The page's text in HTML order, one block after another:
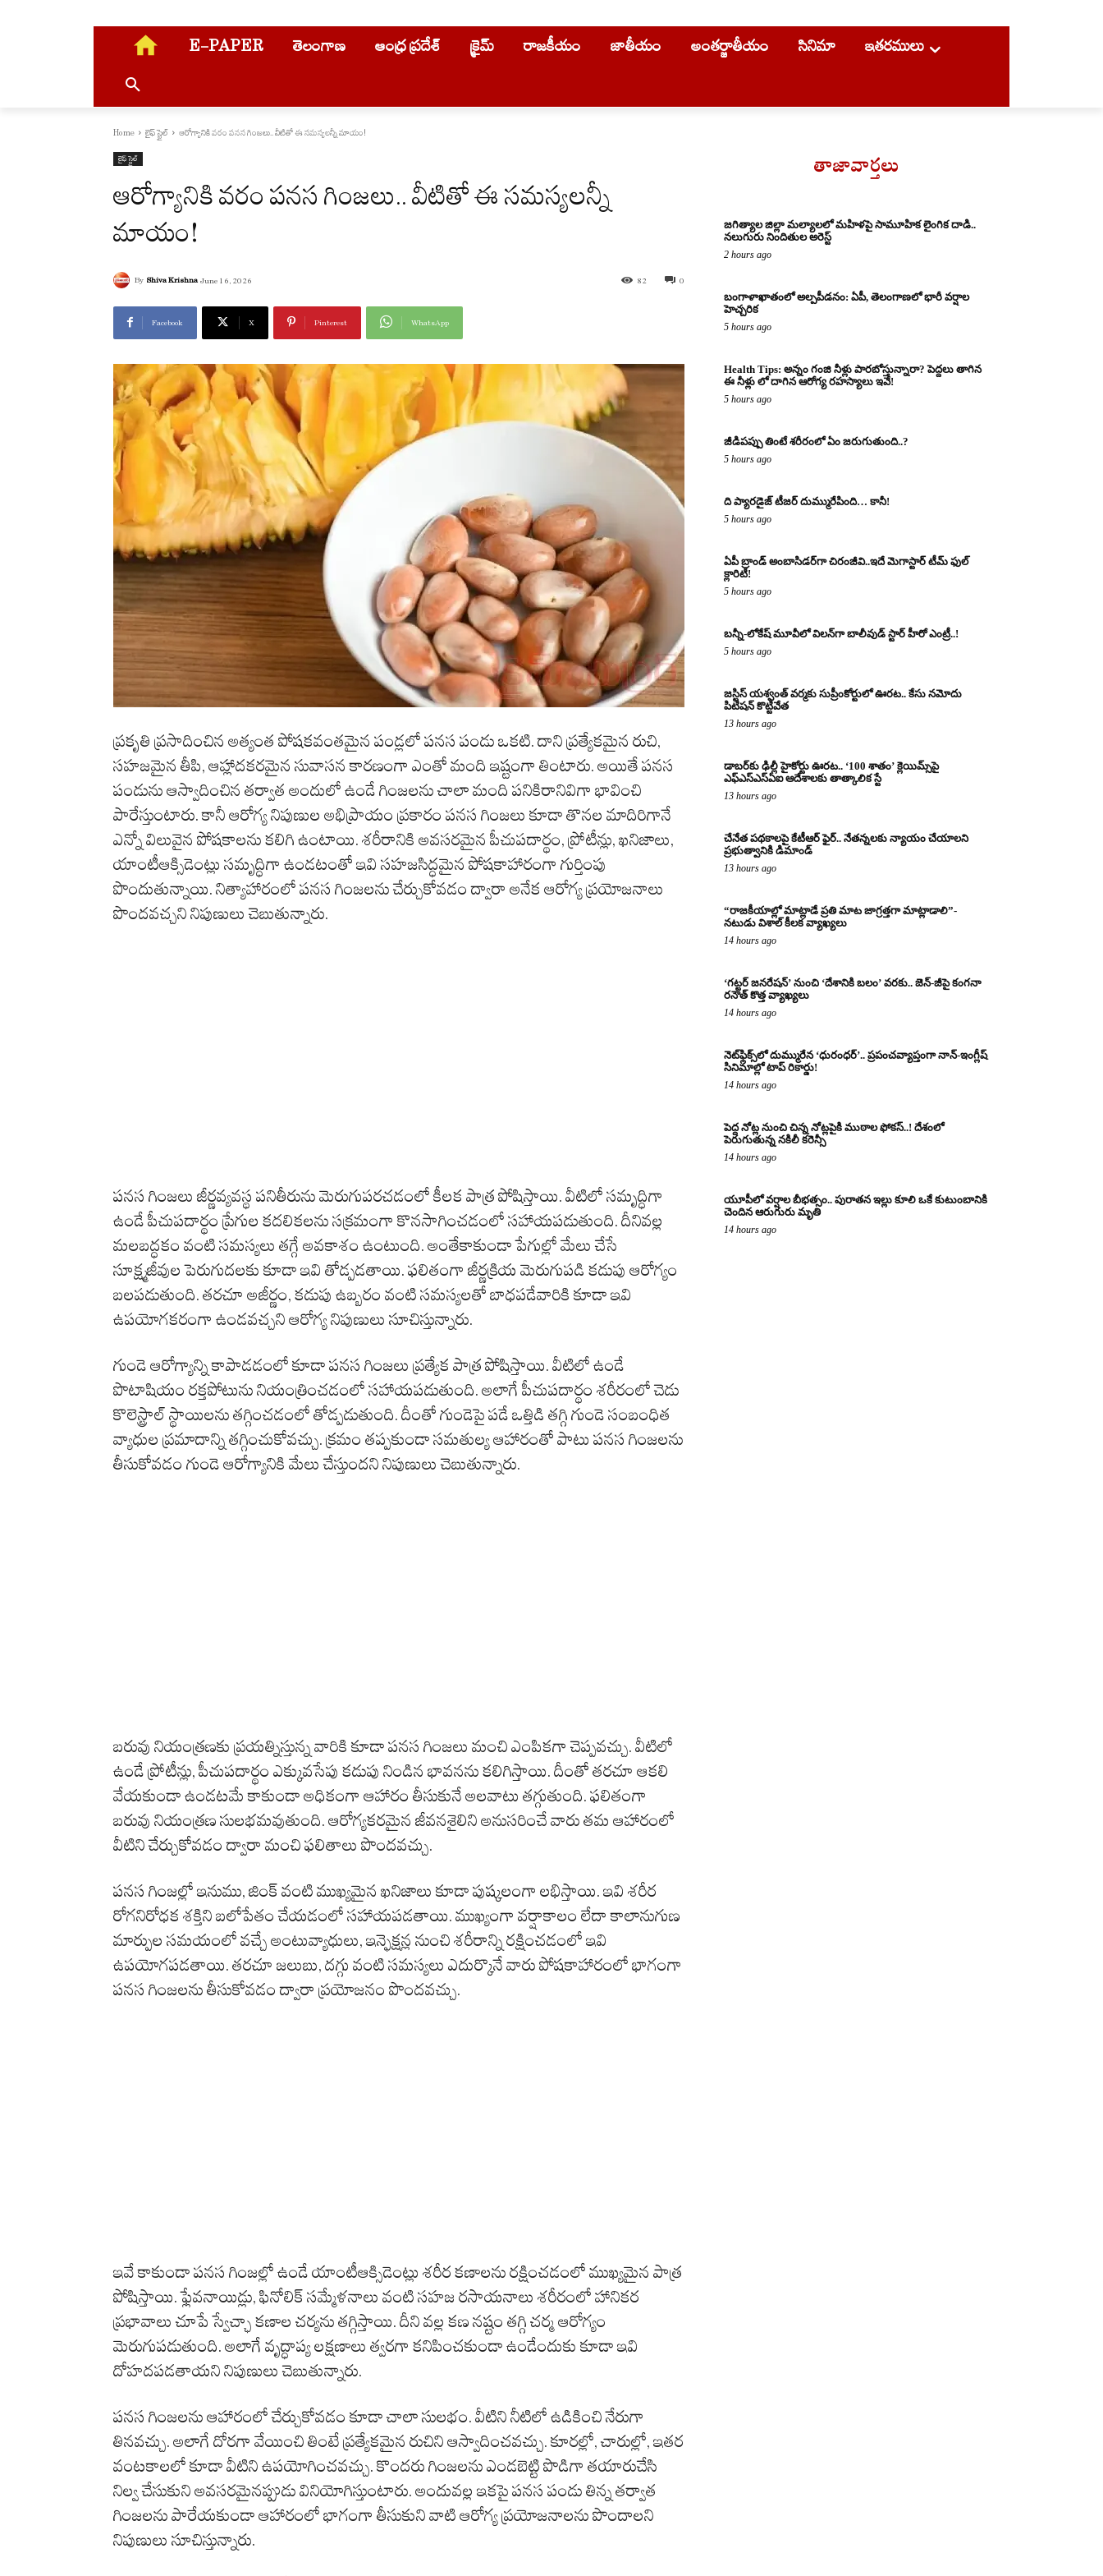
E-PAPER తెలంగాణ ఆంధ్ర ప్రదేశ్ క్రైమ్ రాజకీయం జాతీయం అంతర్జాతీయం సినిమా ఇతరములు
Home లైఫ్ స్టైల్ ఆరోగ్యానికి వరం పనస గింజలు.. వీటితో ఈ సమస్యలన్నీ మాయం!
లైఫ్ స్టైల్
ఆరోగ్యానికి వరం పనస గింజలు.. వీటితో ఈ సమస్యలన్నీ
మాయం!
By Shiva Krishna June 16, 2026 0
82
Facebook X Pinterest WhatsApp
ప్రకృతి ప్రసాదించిన అత్యంత పోషకవంతమైన పండ్లలో పనస పండు ఒకటి. దాని ప్రత్యేకమైన రుచి,
సహజమైన తీపి, ఆహ్లాదకరమైన సువాసన కారణంగా ఎంతో మంది ఇష్టంగా తింటారు. అయితే పనస
పండును ఆస్వాదించిన తర్వాత అందులో ఉండే గింజలను చాలా మంది పనికిరానివిగా భావించి
పారేస్తుంటారు. కానీ ఆరోగ్య నిపుణుల అభిప్రాయం ప్రకారం పనస గింజలు కూడా తొనల మాదిరిగానే
ఎన్నో విలువైన పోషకాలను కలిగి ఉంటాయి. శరీరానికి అవసరమైన పీచుపదార్థం, ప్రోటీన్లు, ఖనిజాలు,
యాంటీఆక్సిడెంట్లు సమృద్ధిగా ఉండటంతో ఇవి సహజసిద్ధమైన పోషకాహారంగా గుర్తింపు
పొందుతున్నాయి. నిత్యాహారంలో పనస గింజలను చేర్చుకోవడం ద్వారా అనేక ఆరోగ్య ప్రయోజనాలు
పొందవచ్చని నిపుణులు చెబుతున్నారు.
పనస గింజలు జీర్ణవ్యవస్థ పనితీరును మెరుగుపరచడంలో కీలక పాత్ర పోషిస్తాయి. వీటిలో సమృద్ధిగా
ఉండే పీచుపదార్థం ప్రేగుల కదలికలను సక్రమంగా కొనసాగించడంలో సహాయపడుతుంది. దీనివల్ల
మలబద్ధకం వంటి సమస్యలు తగ్గే అవకాశం ఉంటుంది. అంతేకాకుండా పేగుల్లో మేలు చేసే
సూక్ష్మజీవుల పెరుగుదలకు కూడా ఇవి తోడ్పడతాయి. ఫలితంగా జీర్ణక్రియ మెరుగుపడి కడుపు ఆరోగ్యం
బలపడుతుంది. తరచూ అజీర్ణం, కడుపు ఉబ్బరం వంటి సమస్యలతో బాధపడేవారికి కూడా ఇవి
ఉపయోగకరంగా ఉండవచ్చని ఆరోగ్య నిపుణులు సూచిస్తున్నారు.
గుండె ఆరోగ్యాన్ని కాపాడడంలో కూడా పనస గింజలు ప్రత్యేక పాత్ర పోషిస్తాయి. వీటిలో ఉండే
పొటాషియం రక్తపోటును నియంత్రించడంలో సహాయపడుతుంది. అలాగే పీచుపదార్థం శరీరంలో చెడు
కొలెస్ట్రాల్ స్థాయిలను తగ్గించడంలో తోడ్పడుతుంది. దీంతో గుండెపై పడే ఒత్తిడి తగ్గి గుండె సంబంధిత
వ్యాధుల ప్రమాదాన్ని తగ్గించుకోవచ్చు. క్రమం తప్పకుండా సమతుల్య ఆహారంతో పాటు పనస గింజలను
తీసుకోవడం గుండె ఆరోగ్యానికి మేలు చేస్తుందని నిపుణులు చెబుతున్నారు.
బరువు నియంత్రణకు ప్రయత్నిస్తున్న వారికి కూడా పనస గింజలు మంచి ఎంపికగా చెప్పవచ్చు. వీటిలో
ఉండే ప్రోటీన్లు, పీచుపదార్థం ఎక్కువసేపు కడుపు నిండిన భావనను కలిగిస్తాయి. దీంతో తరచూ ఆకలి
వేయకుండా ఉండటమే కాకుండా అధికంగా ఆహారం తీసుకునే అలవాటు తగ్గుతుంది. ఫలితంగా
బరువు నియంత్రణ సులభమవుతుంది. ఆరోగ్యకరమైన జీవనశైలిని అనుసరించే వారు తమ ఆహారంలో
వీటిని చేర్చుకోవడం ద్వారా మంచి ఫలితాలు పొందవచ్చు.
పనస గింజల్లో ఇనుము, జింక్ వంటి ముఖ్యమైన ఖనిజాలు కూడా పుష్కలంగా లభిస్తాయి. ఇవి శరీర
రోగనిరోధక శక్తిని బలోపేతం చేయడంలో సహాయపడతాయి. ముఖ్యంగా వర్షాకాలం లేదా కాలానుగుణ
మార్పుల సమయంలో వచ్చే అంటువ్యాధులు, ఇన్ఫెక్షన్ల నుంచి శరీరాన్ని రక్షించడంలో ఇవి
ఉపయోగపడతాయి. తరచూ జలుబు, దగ్గు వంటి సమస్యలు ఎదుర్కొనే వారు పోషకాహారంలో భాగంగా
పనస గింజలను తీసుకోవడం ద్వారా ప్రయోజనం పొందవచ్చు.
ఇవే కాకుండా పనస గింజల్లో ఉండే యాంటీఆక్సిడెంట్లు శరీర కణాలను రక్షించడంలో ముఖ్యమైన పాత్ర
పోషిస్తాయి. ఫ్లేవనాయిడ్లు, ఫినోలిక్ సమ్మేళనాలు వంటి సహజ రసాయనాలు శరీరంలో హానికర
ప్రభావాలు చూపే స్వేచ్ఛా కణాల చర్యను తగ్గిస్తాయి. దీని వల్ల కణ నష్టం తగ్గి చర్మ ఆరోగ్యం
మెరుగుపడుతుంది. అలాగే వృద్ధాప్య లక్షణాలు త్వరగా కనిపించకుండా ఉండేందుకు కూడా ఇవి
దోహదపడతాయని నిపుణులు చెబుతున్నారు.
పనస గింజలను ఆహారంలో చేర్చుకోవడం కూడా చాలా సులభం. వీటిని నీటిలో ఉడికించి నేరుగా
తినవచ్చు. అలాగే దోరగా వేయించి తింటే ప్రత్యేకమైన రుచిని ఆస్వాదించవచ్చు. కూరల్లో, చారుల్లో, ఇతర
వంటకాలలో కూడా వీటిని ఉపయోగించవచ్చు. కొందరు గింజలను ఎండబెట్టి పొడిగా తయారుచేసి
నిల్వ చేసుకుని అవసరమైనప్పుడు వినియోగిస్తుంటారు. అందువల్ల ఇకపై పనస పండు తిన్న తర్వాత
గింజలను పారేయకుండా ఆహారంలో భాగంగా తీసుకుని వాటి ఆరోగ్య ప్రయోజనాలను పొందాలని
నిపుణులు సూచిస్తున్నారు.
తాజావార్తలు
జగిత్యాల జిల్లా మల్యాలలో మహిళపై సామూహిక లైంగిక దాడి..
నలుగురు నిందితుల అరెస్ట్
2 hours ago
బంగాళాఖాతంలో అల్పపీడనం: ఏపీ, తెలంగాణలో భారీ వర్షాల
హెచ్చరిక
5 hours ago
Health Tips: అన్నం గంజి నీళ్లు పారబోస్తున్నారా? పెద్దలు తాగిన
ఈ నీళ్లు లో దాగిన ఆరోగ్య రహస్యాలు ఇవే!
5 hours ago
జీడిపప్పు తింటే శరీరంలో ఏం జరుగుతుంది..?
5 hours ago
ది ప్యారడైజ్ టీజర్ దుమ్మురేపింది… కానీ!
5 hours ago
ఏపీ బ్రాండ్ అంబాసిడర్‌గా చిరంజీవి..ఇదే మెగాస్టార్ టీమ్ ఫుల్
క్లారిటీ!
5 hours ago
బన్నీ-లోకేష్ మూవీలో విలన్‌గా బాలీవుడ్ స్టార్ హీరో ఎంట్రీ..!
5 hours ago
జస్టిస్ యశ్వంత్ వర్మకు సుప్రీంకోర్టులో ఊరట.. కేసు నమోదు
పిటిషన్ కొట్టివేత
13 hours ago
డాబర్‌కు ఢిల్లీ హైకోర్టు ఊరట.. ‘100 శాతం’ క్లెయిమ్స్‌పై
ఎఫ్‌ఎస్‌ఎస్‌ఏఐ ఆదేశాలకు తాత్కాలిక స్టే
13 hours ago
చేనేత పథకాలపై కేటీఆర్ ఫైర్.. నేతన్నలకు న్యాయం చేయాలని
ప్రభుత్వానికి డిమాండ్
13 hours ago
“రాజకీయాల్లో మాట్లాడే ప్రతి మాట జాగ్రత్తగా మాట్లాడాలి”-
నటుడు విశాల్ కీలక వ్యాఖ్యలు
14 hours ago
‘గట్టర్ జనరేషన్’ నుంచి ‘దేశానికి బలం’ వరకు.. జెన్-జీపై కంగనా
రనౌత్ కొత్త వ్యాఖ్యలు
14 hours ago
నెట్‌ఫ్లిక్స్‌లో దుమ్మురేన ‘ధురంధర్’.. ప్రపంచవ్యాప్తంగా నాన్-ఇంగ్లీష్
సినిమాల్లో టాప్ రికార్డు!
14 hours ago
పెద్ద నోట్ల నుంచి చిన్న నోట్లపైకి ముఠాల ఫోకస్..! దేశంలో
పెరుగుతున్న నకిలీ కరెన్సీ
14 hours ago
యూపీలో వర్షాల బీభత్సం.. పురాతన ఇల్లు కూలి ఒకే కుటుంబానికి
చెందిన ఆరుగురు మృతి
14 hours ago